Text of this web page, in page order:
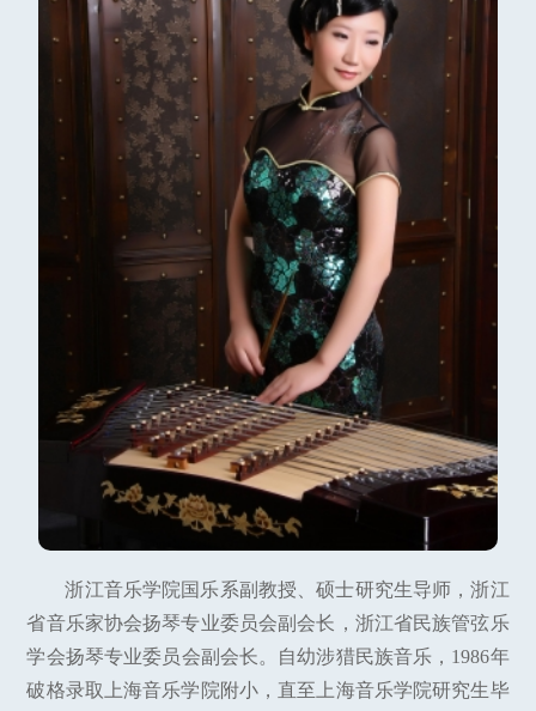
浙江音乐学院国乐系副教授、硕士研究生导师，浙江
省音乐家协会扬琴专业委员会副会长，浙江省民族管弦乐
学会扬琴专业委员会副会长。自幼涉猎民族音乐，1986年
破格录取上海音乐学院附小，直至上海音乐学院研究生毕